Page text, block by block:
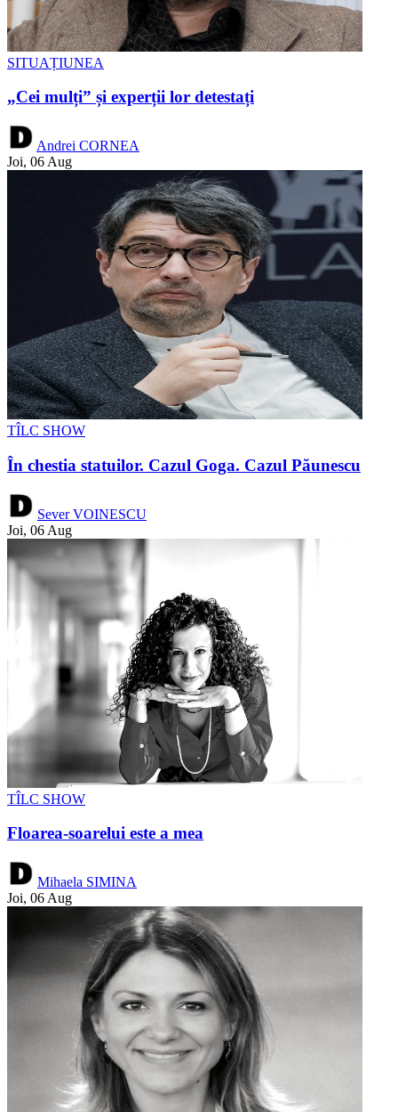
SITUAȚIUNEA
„Cei mulți” și experții lor detestați
Andrei CORNEA
Joi, 06 Aug
TÎLC SHOW
În chestia statuilor. Cazul Goga. Cazul Păunescu
Sever VOINESCU
Joi, 06 Aug
TÎLC SHOW
Floarea-soarelui este a mea
Mihaela SIMINA
Joi, 06 Aug